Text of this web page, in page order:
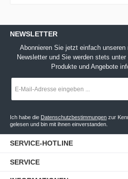
NEWSLETTER
Abonnieren Sie jetzt einfach unseren
Newsletter und Sie werden stets
Produkte und Angebote
Mail-
*
Ich habe die Datenschutzbestimmungen zur
gelesen und bin mit ihnen einverstanden.
SERVICE-HOTLINE
SERVICE